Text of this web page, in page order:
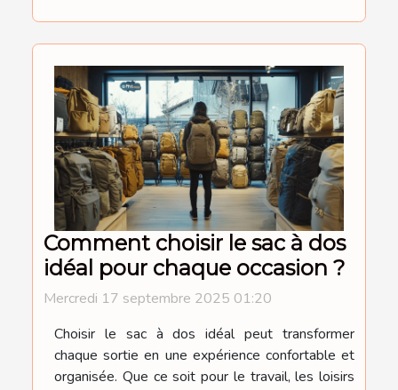
Comment choisir le sac à dos
idéal pour chaque occasion ?
Mercredi 17 septembre 2025 01:20
Choisir le sac à dos idéal peut transformer
chaque sortie en une expérience confortable et
organisée. Que ce soit pour le travail, les loisirs